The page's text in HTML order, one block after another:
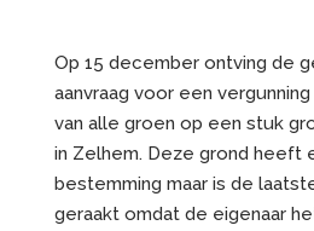
Op 15 december ontving de
aanvraag voor een
van alle groen op een stuk
in Zelhem. Deze grond heeft
bestemming maar is de
geraakt omdat de eigenaar